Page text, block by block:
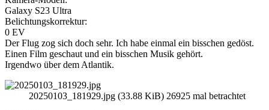
Galaxy S23 Ultra
Belichtungskorrektur:
0 EV
Der Flug zog sich doch sehr. Ich habe einmal ein bisschen gedöst.
Einen Film geschaut und ein bisschen Musik gehört.
Irgendwo über dem Atlantik.
20250103_181929.jpg (33.88 KiB) 26925 mal betrachtet